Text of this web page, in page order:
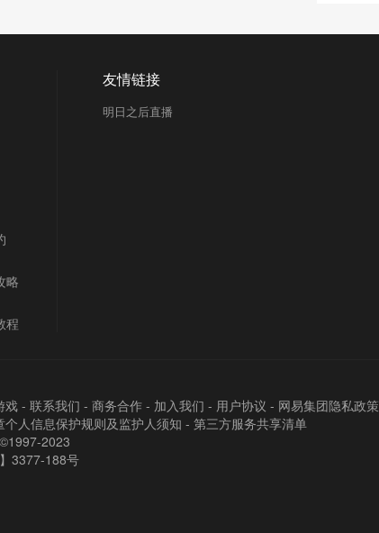
略
程
友情链接
明日之后直播
戏 - 联系我们 - 商务合作 - 加入我们 - 用户协议 - 网易集团隐私政
个人信息保护规则及监护人须知 - 第三方服务共享清单
2023
3377-188号